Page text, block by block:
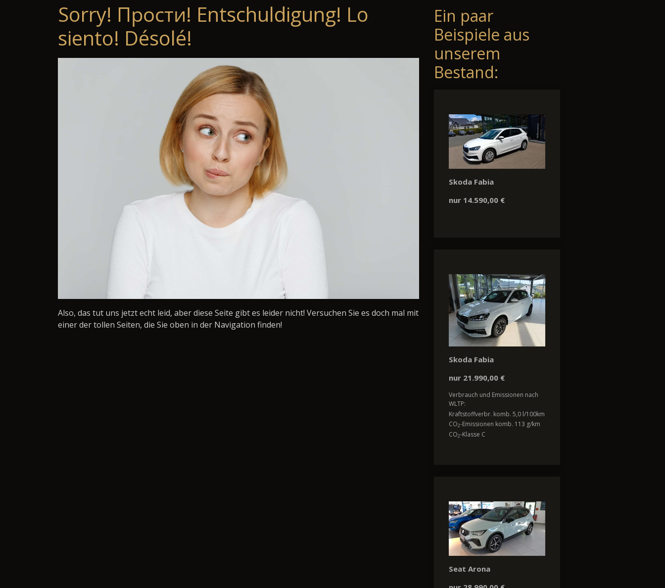
Sorry! Прости! Entschuldigung! Lo
siento! Désolé!
Also, das tut uns jetzt echt leid, aber diese Seite gibt es leider nicht! Versuchen Sie es doch mal mit
einer der tollen Seiten, die Sie oben in der Navigation finden!
Ein paar
Beispiele aus
unserem
Bestand:
Skoda Fabia
nur 14.590,00 €
Skoda Fabia
nur 21.990,00 €
Verbrauch und Emissionen nach
WLTP:
Kraftstoffverbr. komb. 5,0 l/100km
CO2-Emissionen komb. 113 g/km
CO2-Klasse C
Seat Arona